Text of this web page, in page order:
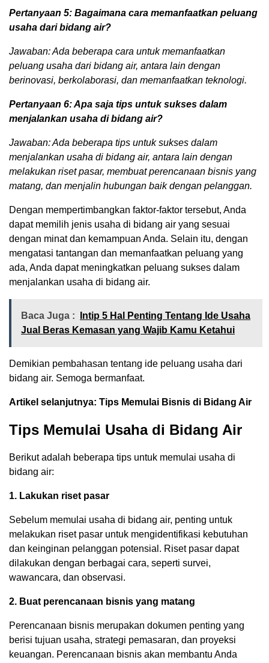
Pertanyaan 5: Bagaimana cara memanfaatkan peluang
usaha dari bidang air?
Jawaban: Ada beberapa cara untuk memanfaatkan
peluang usaha dari bidang air, antara lain dengan
berinovasi, berkolaborasi, dan memanfaatkan teknologi.
Pertanyaan 6: Apa saja tips untuk sukses dalam
menjalankan usaha di bidang air?
Jawaban: Ada beberapa tips untuk sukses dalam
menjalankan usaha di bidang air, antara lain dengan
melakukan riset pasar, membuat perencanaan bisnis yang
matang, dan menjalin hubungan baik dengan pelanggan.
Dengan mempertimbangkan faktor-faktor tersebut, Anda
dapat memilih jenis usaha di bidang air yang sesuai
dengan minat dan kemampuan Anda. Selain itu, dengan
mengatasi tantangan dan memanfaatkan peluang yang
ada, Anda dapat meningkatkan peluang sukses dalam
menjalankan usaha di bidang air.
Baca Juga :
Intip 5 Hal Penting Tentang Ide Usaha
Jual Beras Kemasan yang Wajib Kamu Ketahui
Demikian pembahasan tentang ide peluang usaha dari
bidang air. Semoga bermanfaat.
Artikel selanjutnya: Tips Memulai Bisnis di Bidang Air
Tips Memulai Usaha di Bidang Air
Berikut adalah beberapa tips untuk memulai usaha di
bidang air:
1. Lakukan riset pasar
Sebelum memulai usaha di bidang air, penting untuk
melakukan riset pasar untuk mengidentifikasi kebutuhan
dan keinginan pelanggan potensial. Riset pasar dapat
dilakukan dengan berbagai cara, seperti survei,
wawancara, dan observasi.
2. Buat perencanaan bisnis yang matang
Perencanaan bisnis merupakan dokumen penting yang
berisi tujuan usaha, strategi pemasaran, dan proyeksi
keuangan. Perencanaan bisnis akan membantu Anda